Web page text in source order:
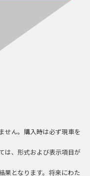
せん。購入時は必ず現車を
は、形式および表示項目が
果となります。将来にわた